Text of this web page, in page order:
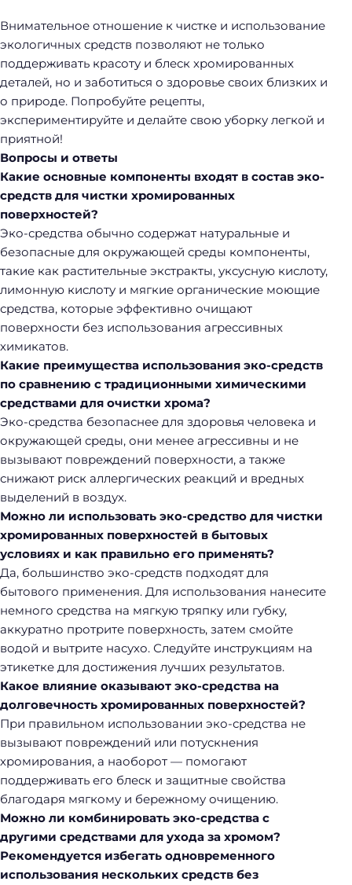
Внимательное отношение к чистке и использование
экологичных средств позволяют не только
поддерживать красоту и блеск хромированных
деталей, но и заботиться о здоровье своих близких и
о природе. Попробуйте рецепты,
экспериментируйте и делайте свою уборку легкой и
приятной!
Вопросы и ответы
Какие основные компоненты входят в состав эко-
средств для чистки хромированных
поверхностей?
Эко-средства обычно содержат натуральные и
безопасные для окружающей среды компоненты,
такие как растительные экстракты, уксусную кислоту,
лимонную кислоту и мягкие органические моющие
средства, которые эффективно очищают
поверхности без использования агрессивных
химикатов.
Какие преимущества использования эко-средств
по сравнению с традиционными химическими
средствами для очистки хрома?
Эко-средства безопаснее для здоровья человека и
окружающей среды, они менее агрессивны и не
вызывают повреждений поверхности, а также
снижают риск аллергических реакций и вредных
выделений в воздух.
Можно ли использовать эко-средство для чистки
хромированных поверхностей в бытовых
условиях и как правильно его применять?
Да, большинство эко-средств подходят для
бытового применения. Для использования нанесите
немного средства на мягкую тряпку или губку,
аккуратно протрите поверхность, затем смойте
водой и вытрите насухо. Следуйте инструкциям на
этикетке для достижения лучших результатов.
Какое влияние оказывают эко-средства на
долговечность хромированных поверхностей?
При правильном использовании эко-средства не
вызывают повреждений или потускнения
хромирования, а наоборот — помогают
поддерживать его блеск и защитные свойства
благодаря мягкому и бережному очищению.
Можно ли комбинировать эко-средства с
другими средствами для ухода за хромом?
Рекомендуется избегать одновременного
использования нескольких средств без